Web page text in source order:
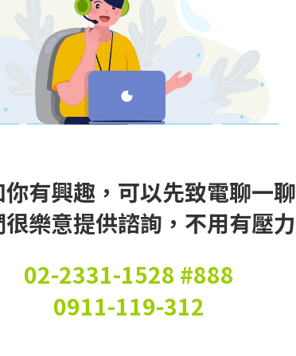
你有興趣，可以先致電聊一聊
很樂意提供諮詢，不用有壓力
02-2331-1528 #888
0911-119-312